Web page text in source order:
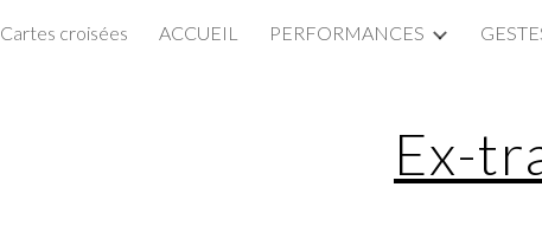
Skip to main content
Cartes croisées ACCUEIL PERFORMANCES
Ex-